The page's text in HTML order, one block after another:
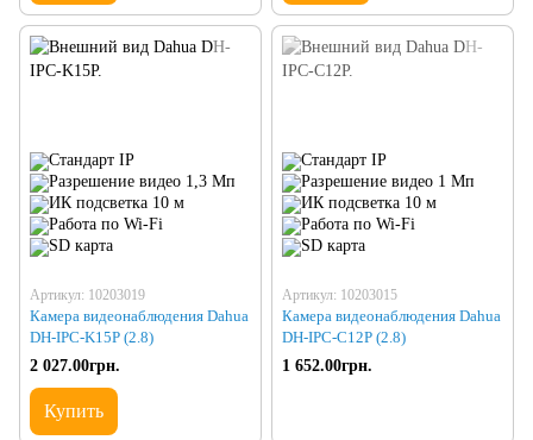
Артикул: 10203019
Камера видеонаблюдения Dahua
DH-IPC-K15P (2.8)
2 027.00грн.
Купить
Артикул: 10203015
Камера видеонаблюдения Dahua
DH-IPC-C12P (2.8)
1 652.00грн.